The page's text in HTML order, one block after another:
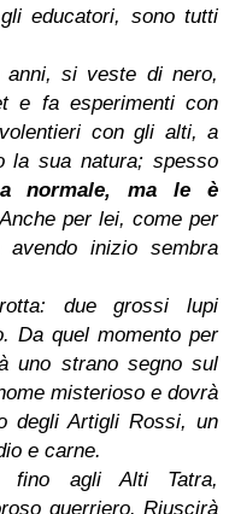
educatori, sono tutti
si veste di nero,
e fa esperimenti con
con gli alti, a
la sua natura; spesso
normale, ma le è
per lei, come per
inizio sembra
due grossi lupi
Da quel momento per
uno strano segno sul
misterioso e dovrà
degli Artigli Rossi, un
e carne.
fino agli Alti Tatra,
guerriero. Riuscirà